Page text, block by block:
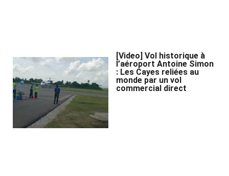
[Video] Vol historique à
l’aéroport Antoine Simon
: Les Cayes reliées au
monde par un vol
commercial direct